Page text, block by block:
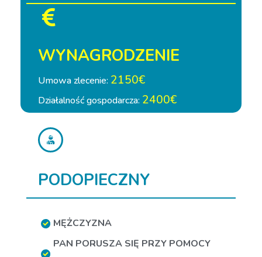
WYNAGRODZENIE
Umowa zlecenie: 2150€
Działalność gospodarcza: 2400€
PODOPIECZNY
MĘŻCZYZNA
PAN PORUSZA SIĘ PRZY POMOCY